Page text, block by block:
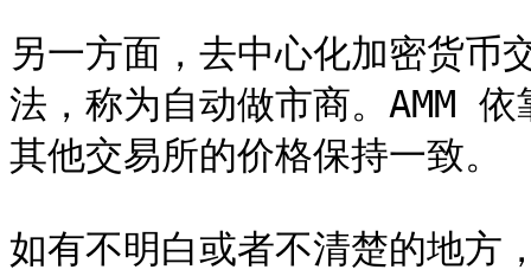
另一方面，去中心化加密货币
法，称为自动做市商。AMM
其他交易所的价格保持一致。
如有不明白或者不清楚的地方